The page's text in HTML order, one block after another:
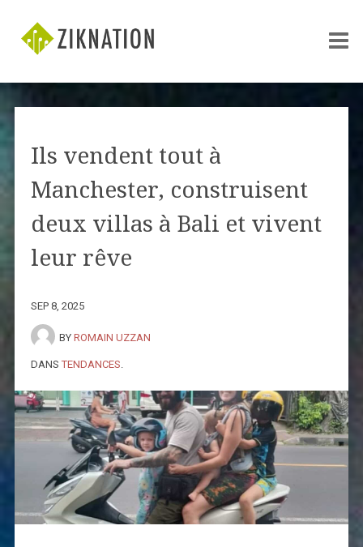
Ils vendent tout à
Manchester, construisent
deux villas à Bali et vivent
leur rêve
SEP 8, 2025
BY ROMAIN UZZAN
DANS TENDANCES